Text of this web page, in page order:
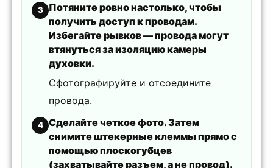
3
Потяните ровно настолько, чтобы
получить доступ к проводам.
Избегайте рывков — провода могут
втянуться за изоляцию камеры
духовки.
Сфотографируйте и отсоедините
провода.
4 Сделайте четкое фото. Затем
снимите штекерные клеммы прямо с
помощью плоскогубцев
(захватывайте разъем, а не провод).